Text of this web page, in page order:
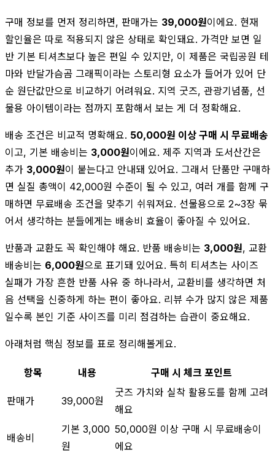
구매 정보를 먼저 정리하면, 판매가는 39,000원이에요. 현재
할인율은 따로 적용되지 않은 상태로 확인돼요. 가격만 보면 일
반 기본 티셔츠보다 높은 편일 수 있지만, 이 제품은 국립공원 테
마와 반달가슴곰 그래픽이라는 스토리형 요소가 들어가 있어 단
순 원단값만으로 비교하기 어려워요. 지역 굿즈, 관광기념품, 선
물용 아이템이라는 점까지 포함해서 보는 게 더 정확해요.
배송 조건은 비교적 명확해요. 50,000원 이상 구매 시 무료배송
이고, 기본 배송비는 3,000원이에요. 제주 지역과 도서산간은
추가 3,000원이 붙는다고 안내돼 있어요. 그래서 단품만 구매하
면 실질 총액이 42,000원 수준이 될 수 있고, 여러 개를 함께 구
매하면 무료배송 조건을 맞추기 쉬워져요. 선물용으로 2~3장 묶
어서 생각하는 분들에게는 배송비 효율이 좋아질 수 있어요.
반품과 교환도 꼭 확인해야 해요. 반품 배송비는 3,000원, 교환
배송비는 6,000원으로 표기돼 있어요. 특히 티셔츠는 사이즈
실패가 가장 흔한 반품 사유 중 하나라서, 교환비를 생각하면 처
음 선택을 신중하게 하는 편이 좋아요. 리뷰 수가 많지 않은 제품
일수록 본인 기준 사이즈를 미리 점검하는 습관이 중요해요.
아래처럼 핵심 정보를 표로 정리해볼게요.
항목 내용 구매 시 체크 포인트
판매가 39,000원
굿즈 가치와 실착 활용도를 함께 고려
해요
배송비
기본 3,000
원
50,000원 이상 구매 시 무료배송이
에요